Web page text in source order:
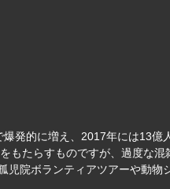
発的に増え、2017年には13億
もたらすものですが、過度な混
児院ボランティアツアーや動物